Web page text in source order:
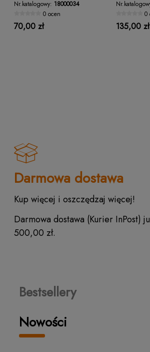
Nr.katalogowy: 18000034
0 ocen
70,00 zł
0
135,00 zł
Darmowa dostawa
Kup więcej i oszczędzaj więcej!
Darmowa dostawa (Kurier InPost)
500,00 zł.
Nowości
Bestsellery